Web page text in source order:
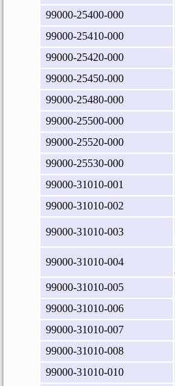
99000-25400-000
99000-25410-000
99000-25420-000
99000-25450-000
99000-25480-000
99000-25500-000
99000-25520-000
99000-25530-000
99000-31010-001
99000-31010-002
99000-31010-003
99000-31010-004
99000-31010-005
99000-31010-006
99000-31010-007
99000-31010-008
99000-31010-010